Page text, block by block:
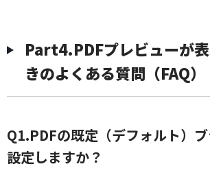
︎Part4.PDFプレビューが
きのよくある質問（FAQ）
Q1.PDFの既定（デフォルト）
設定しますか？